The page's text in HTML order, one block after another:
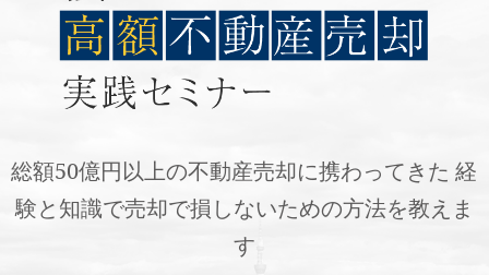
総額50億円以上の不動産売却に携わってきた 経
験と知識で売却で損しないための方法を教えま
す